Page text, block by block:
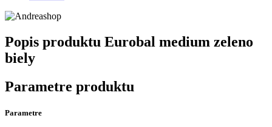
Popis produktu Eurobal medium zeleno
biely
Parametre produktu
Parametre